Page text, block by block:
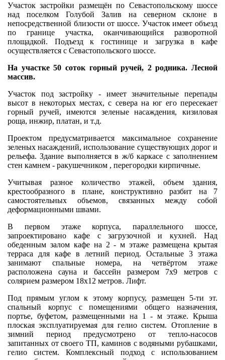
Участок застройки размещён по Севастопольскому шоссе
над поселком Голубой Залив на северном склоне в
непосредственной близости от шоссе. Участок имеет объезд
по границе участка, оканчивающийся разворотной
площадкой. Подъезд к гостинице и загрузка в кафе
осуществляется с Севастопольского шоссе.
На участке 50 соток горный ручей, 2 родника. Лесной
массив.
Участок под застройку - имеет значительные перепады
высот в некоторых местах, с севера на юг его пересекает
горный ручей, имеются зеленые насаждения, кизиловая
роща, инжир, платан, и т.д.
Проектом предусматривается максимальное сохранение
зеленых насаждений, использование существующих дорог и
рельефа. Здание выполняется в ж/б каркасе с заполнением
стен камнем - ракушечником , перегородки кирпичные.
Учитывая разное количество этажей, объем здания,
крестообразного в плане, конструктивно разбит на 7
самостоятельных объемов, связанных между собой
деформационными швами.
В первом этаже корпуса, параллельного шоссе,
запроектировано кафе с загрузочной и кухней. Над
обеденным залом кафе на 2 - м этаже размещена крытая
терраса для кафе в летний период. Остальные 3 этажа
занимают спальные номера, на четвёртом этаже
расположена сауна и бассейн размером 7х9 метров с
солярием размером 18х12 метров. Лифт.
Под прямым углом к этому корпусу, размещен 5-ти эт.
спальный корпус с помещениями общего назначения,
портье, буфетом, размещенными на 1 - м этаже. Крыша
плоская эксплуатируемая для гелио систем. Отопление в
зимний период предусмотрено от тепло-насосов
запитанных от своего ТП, каминов с водяными рубашками,
гелио систем. Комплексный подход с использованием